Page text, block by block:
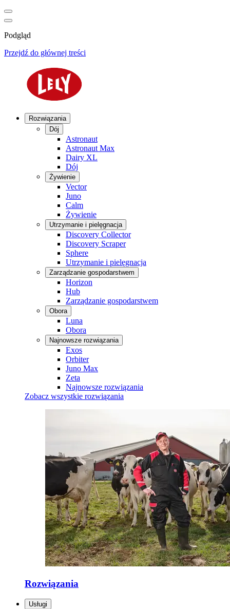
Podgląd
Przejdź do głównej treści
Rozwiązania
Dój
Astronaut
Astronaut Max
Dairy XL
Dój
Żywienie
Vector
Juno
Calm
Żywienie
Utrzymanie i pielęgnacja
Discovery Collector
Discovery Scraper
Sphere
Utrzymanie i pielęgnacja
Zarządzanie gospodarstwem
Horizon
Hub
Zarządzanie gospodarstwem
Obora
Luna
Obora
Najnowsze rozwiązania
Exos
Orbiter
Juno Max
Zeta
Najnowsze rozwiązania
Zobacz wszystkie rozwiązania
Rozwiązania
Usługi